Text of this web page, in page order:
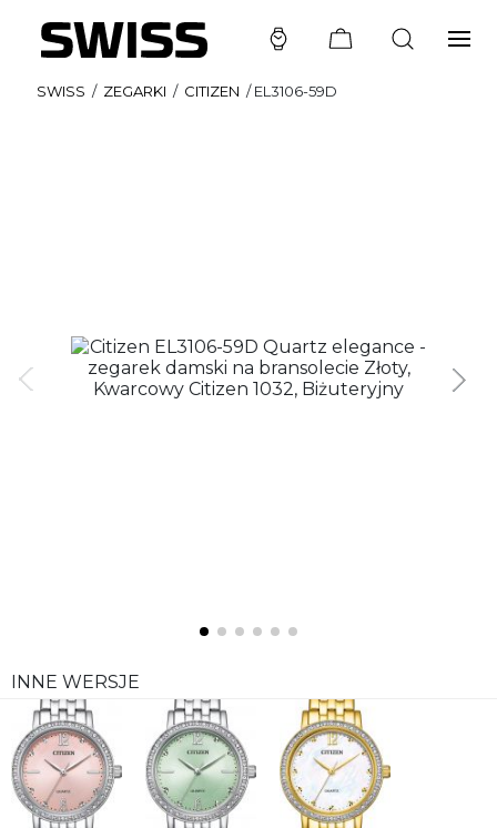
SWISS / ZEGARKI / CITIZEN /EL3106-59D
INNE WERSJE